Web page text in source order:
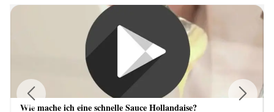
Wie mache ich eine schnelle Sauce Hollandaise?